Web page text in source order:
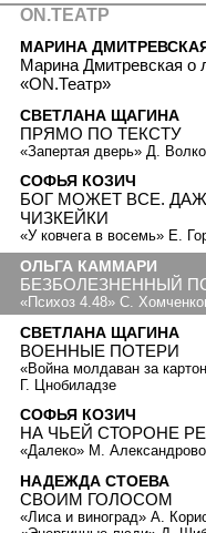
ON.ТЕАТР
МАРИНА
Марина Дмитревская о
«ON.Театр»
СВЕТЛАНА ЩАГИНА
ПРЯМО ПО ТЕКСТУ
«Запертая дверь» Д.
СОФЬЯ КОЗИЧ
БОГ МОЖЕТ ВСЕ.
ЧИЗКЕЙКИ
«У ковчега в восемь» Е.
ОЛЬГА КАММАРИ
БЕЗБОЛЕЗНЕННЫЙ
«Психоз 4.48» С.
СВЕТЛАНА ЩАГИНА
ВОЕННЫЕ ПОТЕРИ
«Война молдаван за
Г. Цнобиладзе
СОФЬЯ КОЗИЧ
НА ЧЬЕЙ СТОРОНЕ
«Далеко» М.
НАДЕЖДА СТОЕВА
СВОИМ ГОЛОСОМ
«Лиса и виноград» А.